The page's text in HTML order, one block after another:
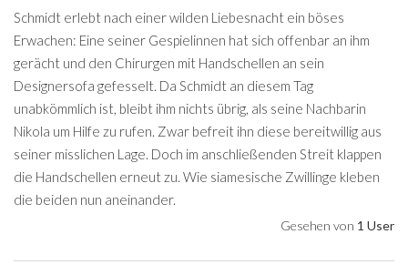
Schmidt erlebt nach einer wilden Liebesnacht ein böses
Erwachen: Eine seiner Gespielinnen hat sich offenbar an ihm
gerächt und den Chirurgen mit Handschellen an sein
Designersofa gefesselt. Da Schmidt an diesem Tag
unabkömmlich ist, bleibt ihm nichts übrig, als seine Nachbarin
Nikola um Hilfe zu rufen. Zwar befreit ihn diese bereitwillig aus
seiner misslichen Lage. Doch im anschließenden Streit klappen
die Handschellen erneut zu. Wie siamesische Zwillinge kleben
die beiden nun aneinander.
Gesehen von 1 User